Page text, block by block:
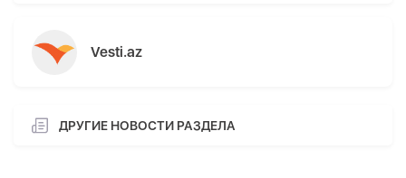
Vesti.az
ДРУГИЕ НОВОСТИ РАЗДЕЛА